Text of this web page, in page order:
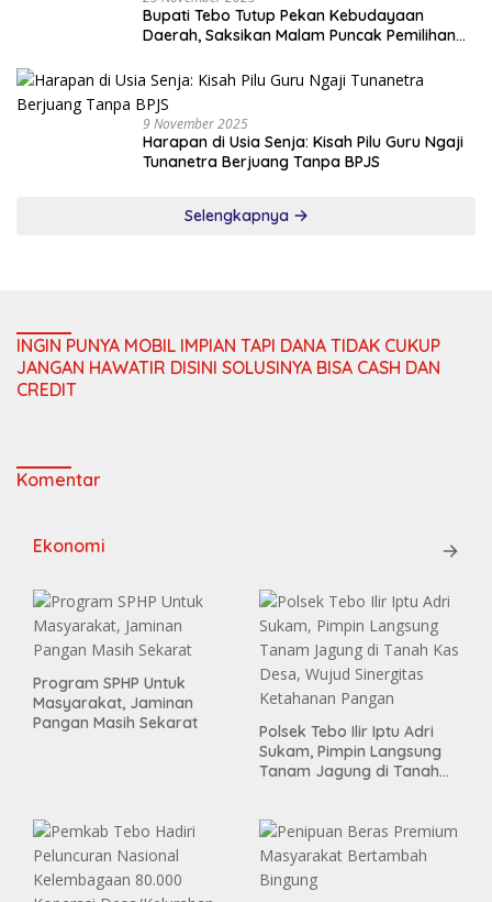
Bupati Tebo Tutup Pekan Kebudayaan
Daerah, Saksikan Malam Puncak Pemilihan
9 November 2025
Harapan di Usia Senja: Kisah Pilu Guru Ngaji
Tunanetra Berjuang Tanpa BPJS
Selengkapnya
INGIN PUNYA MOBIL IMPIAN TAPI DANA TIDAK CUKUP
JANGAN HAWATIR DISINI SOLUSINYA BISA CASH DAN
CREDIT
Komentar
Ekonomi
Program SPHP Untuk
Masyarakat, Jaminan
Pangan Masih Sekarat
Polsek Tebo Ilir Iptu Adri
Sukam, Pimpin Langsung
Tanam Jagung di Tanah